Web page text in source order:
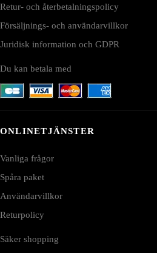
Retur- och återbetalningspolicy
Försäljnings- och användarvillkor
Juridisk information och GDPR
Du kan betala med
ONLINETJÄNSTER
Vanliga frågor
Spåra paket
Användarvillkor
Returpolicy
Säker shopping